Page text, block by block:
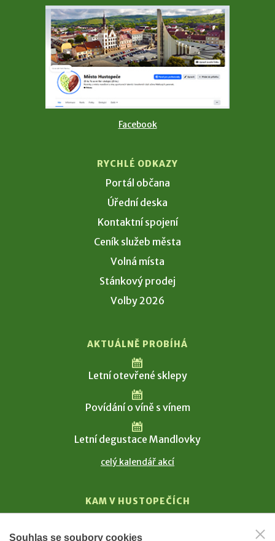
Facebook
RYCHLÉ ODKAZY
Portál občana
Úřední deska
Kontaktní spojení
Ceník služeb města
Volná místa
Stánkový prodej
Volby 2026
AKTUÁLNĚ PROBÍHÁ
Letní otevřené sklepy
Povídání o víně s vínem
Letní degustace Mandlovky
celý kalendář akcí
KAM V HUSTOPEČÍCH
Souhlas se soubory cookies